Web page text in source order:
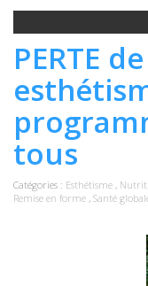
PERTE
tous
Catégories : Esthétisme ,
Remise en forme , Santé